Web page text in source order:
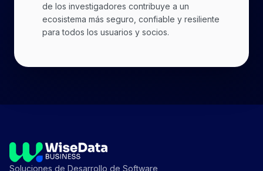
de los investigadores contribuye a un
ecosistema más seguro, confiable y resiliente
para todos los usuarios y socios.
Soluciones de Desarrollo de Software